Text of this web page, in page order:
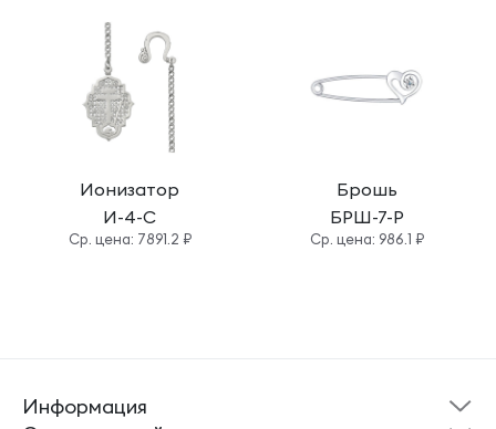
Ионизатор
И-4-С
Cр. цена: 7891.2 ₽
Брошь
БРШ-7-Р
Cр. цена: 986.1 ₽
Информация
Склад готовой